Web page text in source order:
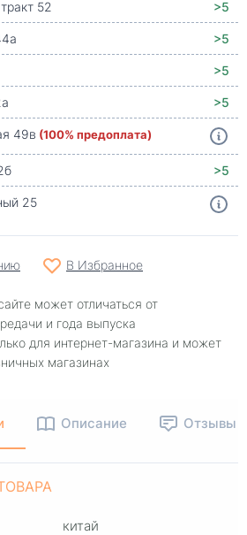
52
>5
>5
>5
>5
49в (100% предоплата)
>5
25
В Избранное
может отличаться от
и года выпуска
для интернет-магазина и может
магазинах
Описание Отзывы
китай